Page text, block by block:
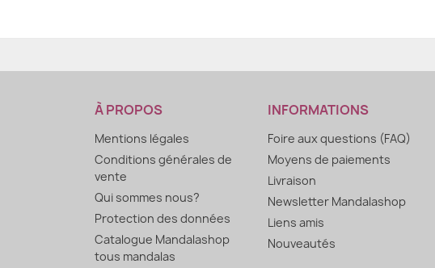
À PROPOS
Mentions légales
Conditions générales de
vente
Qui sommes nous?
Protection des données
Catalogue Mandalashop
tous mandalas
INFORMATIONS
Foire aux questions (FAQ)
Moyens de paiements
Livraison
Newsletter Mandalashop
Liens amis
Nouveautés